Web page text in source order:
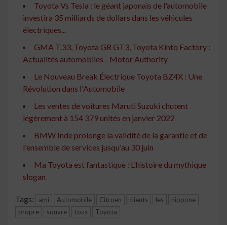
Toyota Vs Tesla : le géant japonais de l'automobile
investira 35 milliards de dollars dans les véhicules
électriques...
GMA T.33, Toyota GR GT3, Toyota Kinto Factory :
Actualités automobiles - Motor Authority
Le Nouveau Break Électrique Toyota BZ4X : Une
Révolution dans l'Automobile
Les ventes de voitures Maruti Suzuki chutent
légèrement à 154 379 unités en janvier 2022
BMW Inde prolonge la validité de la garantie et de
l'ensemble de services jusqu'au 30 juin
Ma Toyota est fantastique : L'histoire du mythique
slogan
Tags: ami Automobile Citroen clients les
nippone
propre
souvre tous Toyota